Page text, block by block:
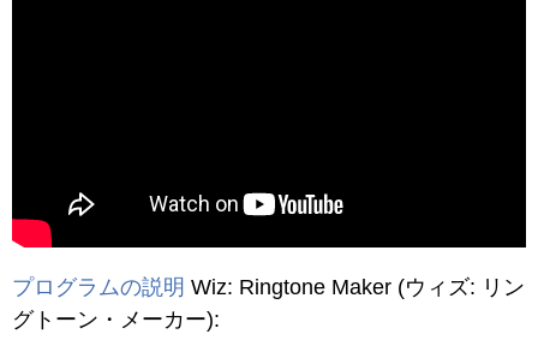
プログラムの説明 Wiz: Ringtone Maker (ウィズ: リン
グトーン・メーカー):